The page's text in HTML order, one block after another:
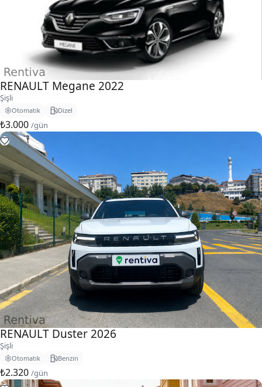
RENAULT Megane 2022
Şişli
Otomatik Dizel
₺3.000 /gün
RENAULT Duster 2026
Şişli
Otomatik Benzin
₺2.320 /gün